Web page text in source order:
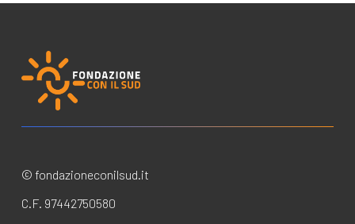
© fondazioneconilsud.it
C.F. 97442750580